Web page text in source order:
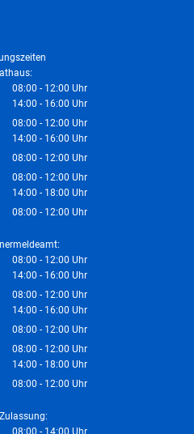
08:00 - 12:00 Uhr
Von 08:00 bis 12:00 Uhr
14:00 - 16:00 Uhr
Von 14:00 bis 16:00 Uhr
08:00 - 12:00 Uhr
Von 08:00 bis 12:00 Uhr
14:00 - 16:00 Uhr
Von 14:00 bis 16:00 Uhr
08:00 - 12:00 Uhr
Von 08:00 bis 12:00 Uhr
08:00 - 12:00 Uhr
Von 08:00 bis 12:00 Uhr
14:00 - 18:00 Uhr
Von 14:00 bis 18:00 Uhr
08:00 - 12:00 Uhr
08:00 - 12:00 Uhr
Von 08:00 bis 12:00 Uhr
14:00 - 16:00 Uhr
Von 14:00 bis 16:00 Uhr
08:00 - 12:00 Uhr
Von 08:00 bis 12:00 Uhr
14:00 - 16:00 Uhr
Von 14:00 bis 16:00 Uhr
08:00 - 12:00 Uhr
Von 08:00 bis 12:00 Uhr
08:00 - 12:00 Uhr
Von 08:00 bis 12:00 Uhr
14:00 - 18:00 Uhr
Von 14:00 bis 18:00 Uhr
08:00 - 12:00 Uhr
08:00 - 14:00 Uhr